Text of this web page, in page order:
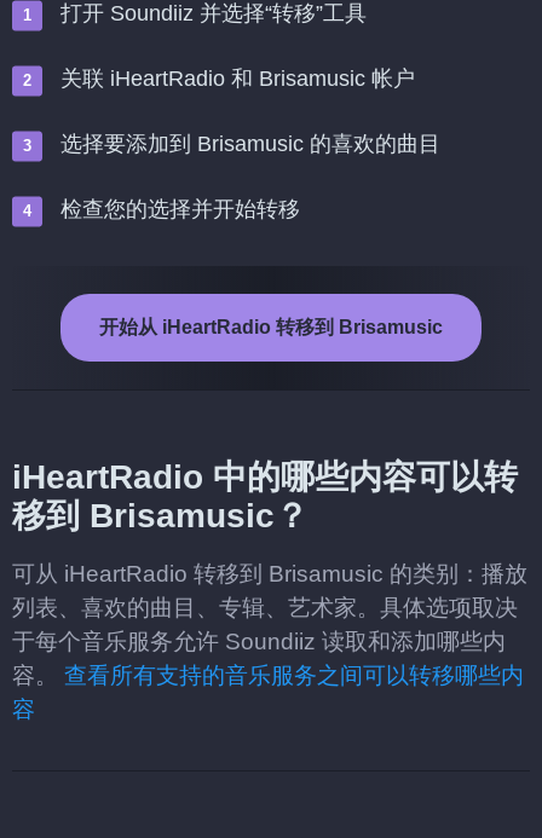
打开 Soundiiz 并选择“转移”工具
关联 iHeartRadio 和 Brisamusic 帐户
选择要添加到 Brisamusic 的喜欢的曲目
检查您的选择并开始转移
开始从 iHeartRadio 转移到 Brisamusic
iHeartRadio 中的哪些内容可以转
移到 Brisamusic？
可从 iHeartRadio 转移到 Brisamusic 的类别：播放
列表、喜欢的曲目、专辑、艺术家。具体选项取决
于每个音乐服务允许 Soundiiz 读取和添加哪些内
容。 查看所有支持的音乐服务之间可以转移哪些内
容